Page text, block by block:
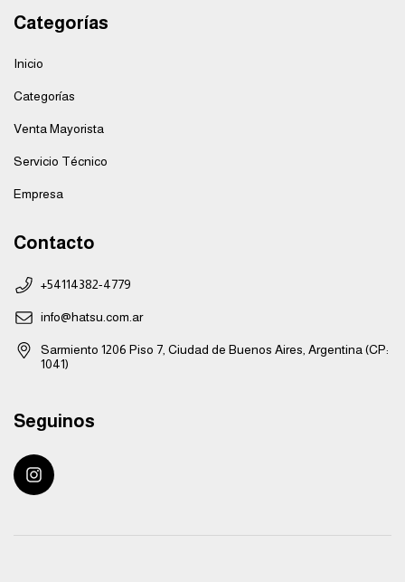
Categorías
Inicio
Categorías
Venta Mayorista
Servicio Técnico
Empresa
Contacto
+54114382-4779
info@hatsu.com.ar
Sarmiento 1206 Piso 7, Ciudad de Buenos Aires, Argentina (CP:
1041)
Seguinos